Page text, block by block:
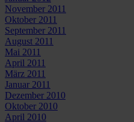
November 2011
Oktober 2011
September 2011
August 2011
Mai 2011
April 2011
März 2011
Januar 2011
Dezember 2010
Oktober 2010
April 2010